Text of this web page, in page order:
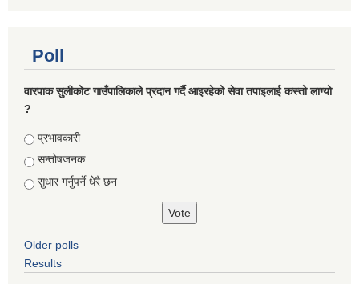
Poll
वारपाक सुलीकोट गाउँपालिकाले प्रदान गर्दै आइरहेको सेवा तपाइलाई कस्तो लाग्यो
?
Choices
प्रभावकारी
सन्तोषजनक
सुधार गर्नुपर्ने धेरै छन
Older polls
Results